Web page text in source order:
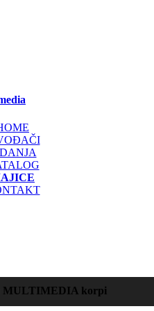
MULTIMEDIA korpi